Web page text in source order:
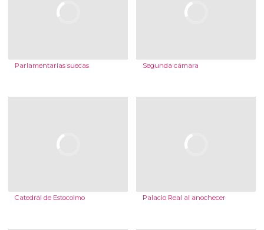
Parlamentarias suecas Segunda cámara
Catedral de Estocolmo Palacio Real al anochecer